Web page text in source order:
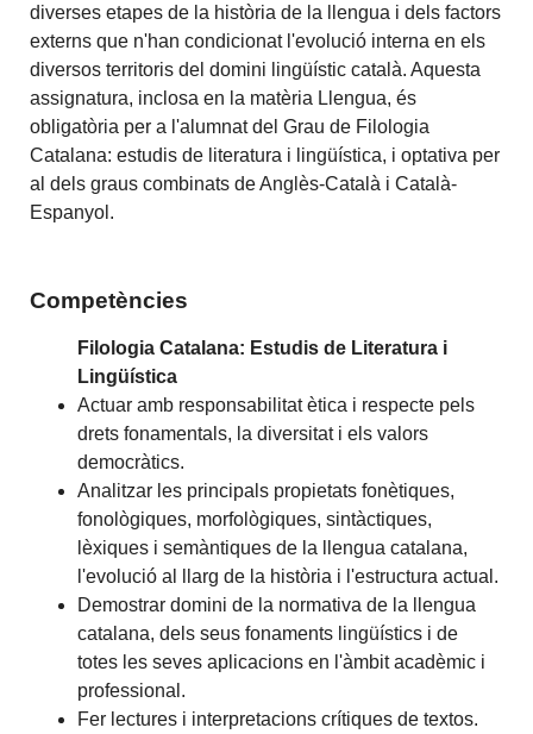
diverses etapes de la història de la llengua i dels factors
externs que n'han condicionat l'evolució interna en els
diversos territoris del domini lingüístic català. Aquesta
assignatura, inclosa en la matèria Llengua, és
obligatòria per a l'alumnat del Grau de Filologia
Catalana: estudis de literatura i lingüística, i optativa per
al dels graus combinats de Anglès-Català i Català-
Espanyol.
Competències
Filologia Catalana: Estudis de Literatura i
Lingüística
Actuar amb responsabilitat ètica i respecte pels
drets fonamentals, la diversitat i els valors
democràtics.
Analitzar les principals propietats fonètiques,
fonològiques, morfològiques, sintàctiques,
lèxiques i semàntiques de la llengua catalana,
l'evolució al llarg de la història i l'estructura actual.
Demostrar domini de la normativa de la llengua
catalana, dels seus fonaments lingüístics i de
totes les seves aplicacions en l'àmbit acadèmic i
professional.
Fer lectures i interpretacions crítiques de textos.